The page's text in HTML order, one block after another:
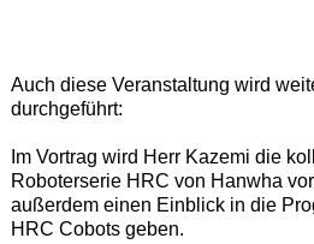
Auch diese Veranstaltung wird
durchgeführt:
Im Vortrag wird Herr Kazemi die
Roboterserie HRC von Hanwha
außerdem einen Einblick in die
HRC Cobots geben.